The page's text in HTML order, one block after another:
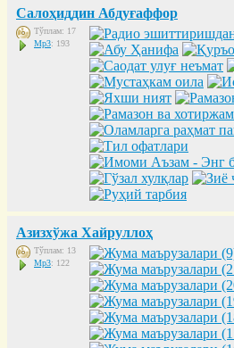
Салоҳиддин Абдуғаффор
Тўплам: 17
Mp3: 193
Азизхўжа Хайруллоҳ
Тўплам: 13
Mp3: 122